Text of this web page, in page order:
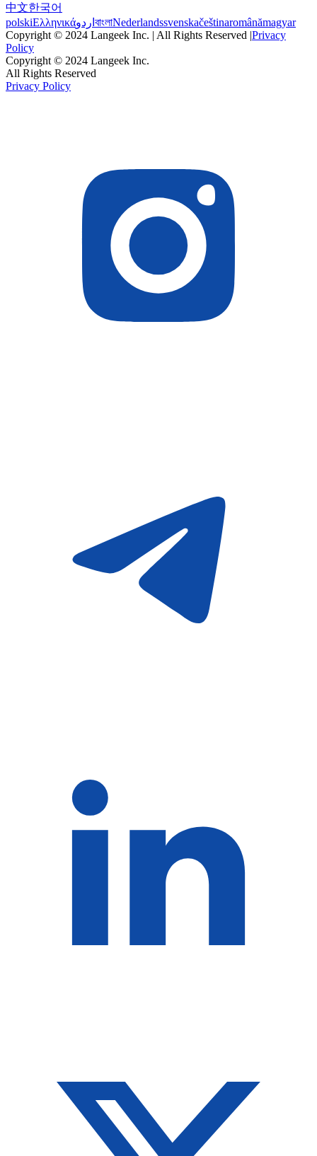
中文한국어
polskiΕλληνικάاردو বাংলাNederlandssvenskačeštinaromânămagyar
Copyright © 2024 Langeek Inc. | All Rights Reserved |Privacy
Policy
Copyright © 2024 Langeek Inc.
All Rights Reserved
Privacy Policy